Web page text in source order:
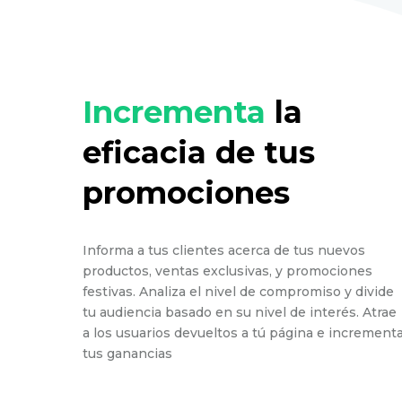
Incrementa la
eficacia de tus
promociones
Informa a tus clientes acerca de tus nuevos
productos, ventas exclusivas, y promociones
festivas. Analiza el nivel de compromiso y divide
tu audiencia basado en su nivel de interés. Atrae
a los usuarios devueltos a tú página e
tus ganancias